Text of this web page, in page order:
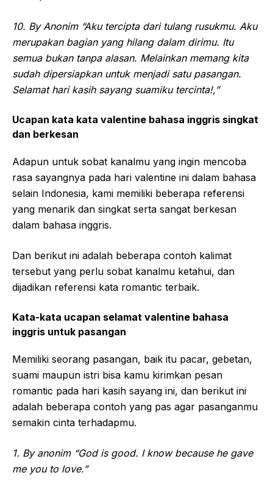
10. By Anonim “Aku tercipta dari tulang rusukmu. Aku
merupakan bagian yang hilang dalam dirimu. Itu
semua bukan tanpa alasan. Melainkan memang kita
sudah dipersiapkan untuk menjadi satu pasangan.
Selamat hari kasih sayang suamiku tercinta!,”
Ucapan kata kata valentine bahasa inggris singkat
dan berkesan
Adapun untuk sobat kanalmu yang ingin mencoba
rasa sayangnya pada hari valentine ini dalam bahasa
selain Indonesia, kami memiliki beberapa referensi
yang menarik dan singkat serta sangat berkesan
dalam bahasa inggris.
Dan berikut ini adalah beberapa contoh kalimat
tersebut yang perlu sobat kanalmu ketahui, dan
dijadikan referensi kata romantic terbaik.
Kata-kata ucapan selamat valentine bahasa
inggris untuk pasangan
Memiliki seorang pasangan, baik itu pacar, gebetan,
suami maupun istri bisa kamu kirimkan pesan
romantic pada hari kasih sayang ini, dan berikut ini
adalah beberapa contoh yang pas agar pasanganmu
semakin cinta terhadapmu.
1. By anonim “God is good. I know because he gave
me you to love.”